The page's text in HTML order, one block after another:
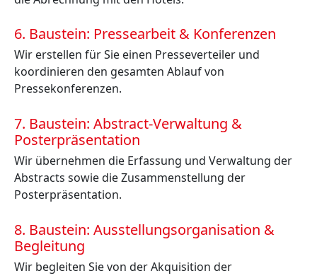
6. Baustein: Pressearbeit & Konferenzen
Wir erstellen für Sie einen Presseverteiler und
koordinieren den gesamten Ablauf von
Pressekonferenzen.
7. Baustein: Abstract-Verwaltung &
Posterpräsentation
Wir übernehmen die Erfassung und Verwaltung der
Abstracts sowie die Zusammenstellung der
Posterpräsentation.
8. Baustein: Ausstellungsorganisation &
Begleitung
Wir begleiten Sie von der Akquisition der